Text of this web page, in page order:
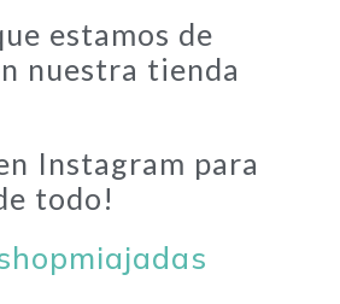
estamos de
nuestra tienda
Instagram para
todo!